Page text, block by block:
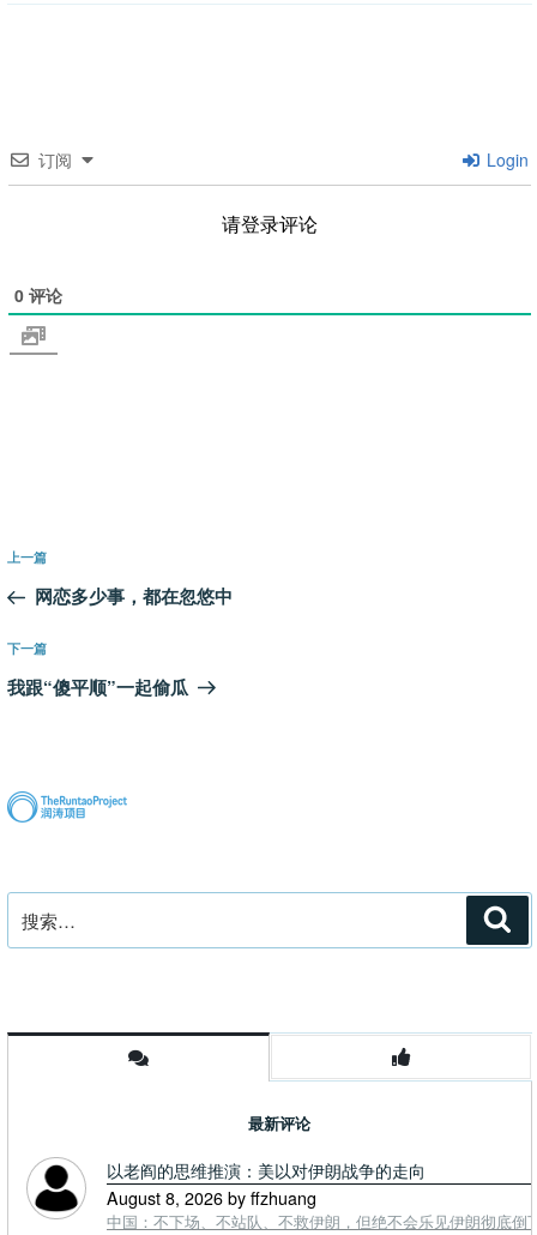
订阅 Login
请登录评论
0 评论
文
导
航
上
一
文
章
上一篇
网恋多少事，都在忽悠中
下
一
下一篇
我跟“傻平顺”一起偷瓜
索：
最新评论
以老阎的思维推演：美以对伊朗战争的走向
August 8, 2026 by ffzhuang
中国：不下场、不站队、不救伊朗，但绝不会乐见伊朗彻底